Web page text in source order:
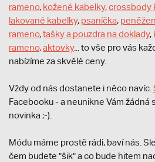
rameno, kožené kabelky,crossbody
lakované kabelky, psaníčka,
rameno,tašky a pouzdra na doklady,
rameno,aktovky... to vše pro vás
nabízíme za skvělé ceny.
Vždy od nás dostanete i něco navíc.
Facebooku - a neunikne Vám žádná
novinka ;-).
Módu máme prostě rádi, baví nás.
čem budete "šik" a co bude hitem